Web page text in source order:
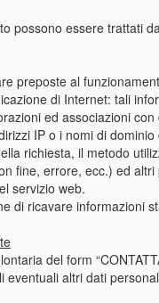
possono essere trattati
preposte al
di Internet: tali
ed associazioni
IP o i nomi di
richiesta, il metodo
fine, errore, ecc.) ed
servizio web.
di ricavare informazioni
del form
altri dati